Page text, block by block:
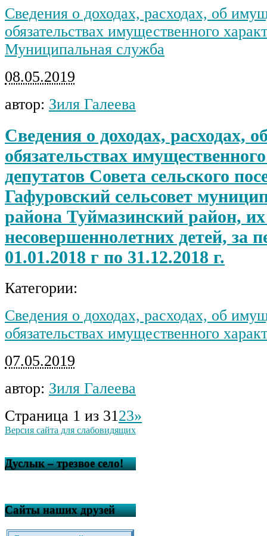
Сведения о доходах, расходах, об
обязательствах имущественного
Муниципальная служба
08.05.2019
автор: Зиля Галеева
Сведения о доходах, расходах,
обязательствах
депутатов Совета сельского
Гафуровский сельсовет
района Туймазинский район,
несовершеннолетних детей, за
01.01.2018 г по 31.12.2018 г.
Категории:
Сведения о доходах, расходах, об
обязательствах имущественного
07.05.2019
автор: Зиля Галеева
Страница 1 из 31 23»
Версия сайта для слабовидящих
Дуслык – трезвое село!
Сайты наших друзей